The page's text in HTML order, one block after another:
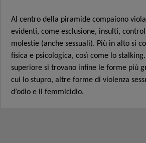
Al centro della piramide compaiono
evidenti, come esclusione, insulti,
molestie (anche sessuali). Più in alto si
fisica e psicologica, così come lo
superiore si trovano infine le forme più
cui lo stupro, altre forme di violenza
d’odio e il femmicidio.